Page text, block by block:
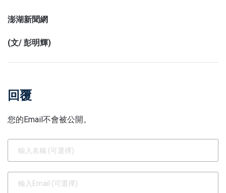
澎湖新聞網
(文/ 彭明輝)
回覆
您的Email不會被公開。